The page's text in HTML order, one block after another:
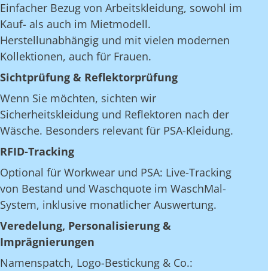
Einfacher Bezug von Arbeitskleidung, sowohl im
Kauf- als auch im Mietmodell.
Herstellunabhängig und mit vielen modernen
Kollektionen, auch für Frauen.
Sichtprüfung & Reflektorprüfung
Wenn Sie möchten, sichten wir
Sicherheitskleidung und Reflektoren nach der
Wäsche. Besonders relevant für PSA-Kleidung.
RFID-Tracking
Optional für Workwear und PSA: Live-Tracking
von Bestand und Waschquote im WaschMal-
System, inklusive monatlicher Auswertung.
Veredelung, Personalisierung &
Imprägnierungen
Namenspatch, Logo-Bestickung & Co.: